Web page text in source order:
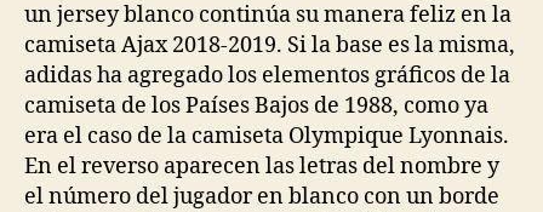
un jersey blanco continúa su manera feliz en la
camiseta Ajax 2018-2019. Si la base es la misma,
adidas ha agregado los elementos gráficos de la
camiseta de los Países Bajos de 1988, como ya
era el caso de la camiseta Olympique Lyonnais.
En el reverso aparecen las letras del nombre y
el número del jugador en blanco con un borde